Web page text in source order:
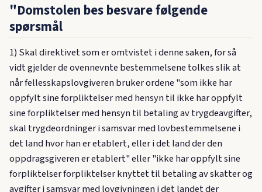
"Domstolen bes besvare følgende
spørsmål
1) Skal direktivet som er omtvistet i denne saken, for så
vidt gjelder de ovennevnte bestemmelsene tolkes slik at
når fellesskapslovgiveren bruker ordene "som ikke har
oppfylt sine forpliktelser med hensyn til ikke har oppfylt
sine forpliktelser med hensyn til betaling av trygdeavgifter,
skal trygdeordninger i samsvar med lovbestemmelsene i
det land hvor han er etablert, eller i det land der den
oppdragsgiveren er etablert" eller "ikke har oppfylt sine
forpliktelser forpliktelser knyttet til betaling av skatter og
avgifter i samsvar med lovgivningen i det landet der